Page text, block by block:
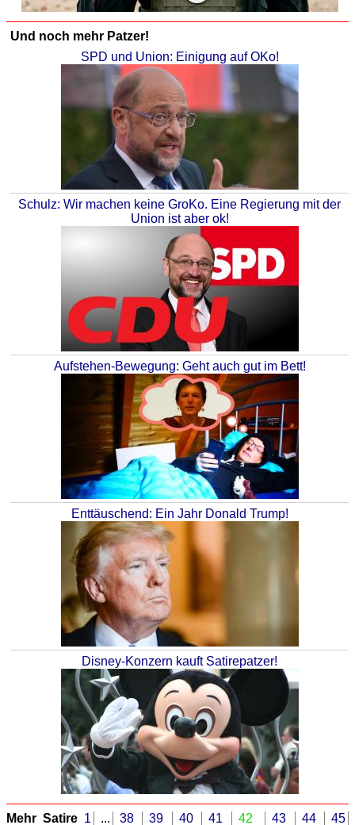
Und noch mehr Patzer!
SPD und Union: Einigung auf OKo!
Schulz: Wir machen keine GroKo. Eine Regierung mit der
Union ist aber ok!
Aufstehen-Bewegung: Geht auch gut im Bett!
Enttäuschend: Ein Jahr Donald Trump!
Disney-Konzern kauft Satirepatzer!
Mehr Satire 1 ... 38 39 40 41 42 43 44 45